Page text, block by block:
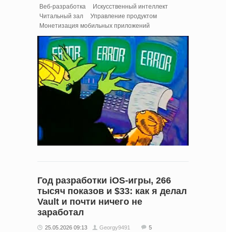
Веб-разработка
Искусственный интеллект
Читальный зал
Управление продуктом
Монетизация мобильных приложений
Год разработки iOS-игры, 266
тысяч показов и $33: как я делал
Vault и почти ничего не
заработал
25.05.2026 09:13 Georgy9491 5